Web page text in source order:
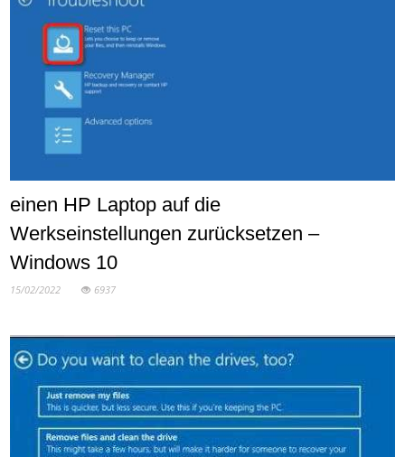
einen HP Laptop auf die
Werkseinstellungen zurücksetzen –
Windows 10
15/02/2022 6937